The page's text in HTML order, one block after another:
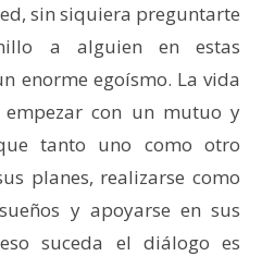
sin siquiera preguntarte
a alguien en estas
enorme egoísmo. La vida
con un mutuo y
tanto uno como otro
planes, realizarse como
y apoyarse en sus
suceda el diálogo es